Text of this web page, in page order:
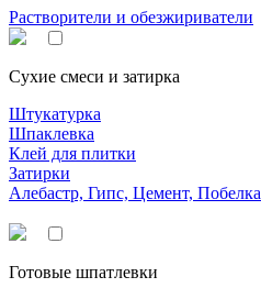
Растворители и обезжириватели
Сухие смеси и затирка
Штукатурка
Шпаклевка
Клей для плитки
Затирки
Алебастр, Гипс, Цемент, Побелка
Готовые шпатлевки